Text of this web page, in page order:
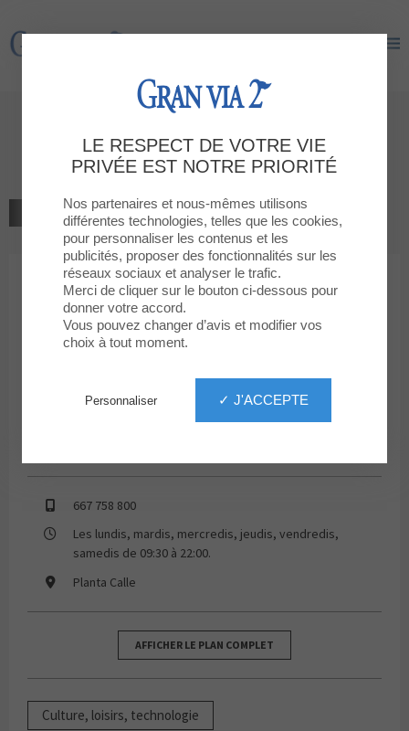
Gran Via 2
THE PHONE HOUSE FOTOPRIX
RETOUR À LA LISTE
CULTURE, LOISIRS, TECHNOLOGIE
THE PHONE HOUSE FOTOPRIX
667 758 800
Les lundis, mardis, mercredis, jeudis, vendredis,
samedis de 09:30 à 22:00.
Planta Calle
AFFICHER LE PLAN COMPLET
Culture, loisirs, technologie
LE RESPECT DE VOTRE VIE
PRIVÉE EST NOTRE PRIORITÉ
Nos partenaires et nous-mêmes utilisons
différentes technologies, telles que les cookies,
pour personnaliser les contenus et les
publicités, proposer des fonctionnalités sur les
réseaux sociaux et analyser le trafic.
Merci de cliquer sur le bouton ci-dessous pour
donner votre accord.
Vous pouvez changer d’avis et modifier vos
choix à tout moment.
✓ J'ACCEPTE
Personnaliser